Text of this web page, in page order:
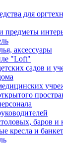
для
предметы
аксессуары
"Loft"
садов и
баров и
кресла и